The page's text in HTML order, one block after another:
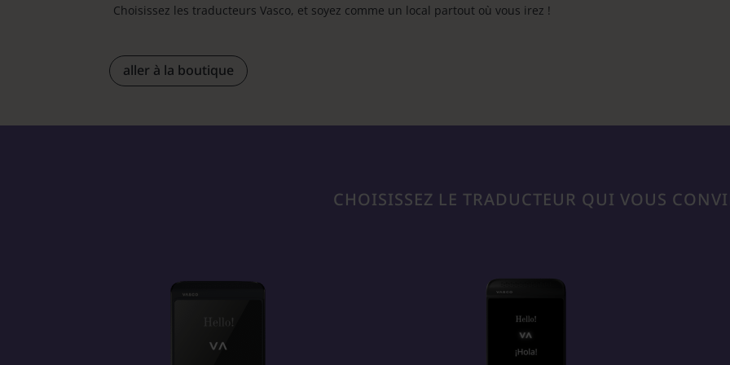
Choisissez les traducteurs Vasco, et soyez comme un local partout où vous irez !
aller à la boutique
CHOISISSEZ LE TRADUCTEUR QUI VOUS